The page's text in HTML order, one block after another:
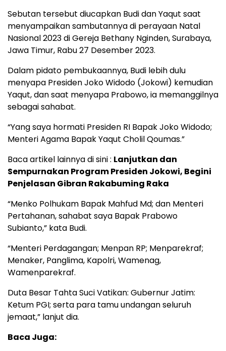
Sebutan tersebut diucapkan Budi dan Yaqut saat
menyampaikan sambutannya di perayaan Natal
Nasional 2023 di Gereja Bethany Nginden, Surabaya,
Jawa Timur, Rabu 27 Desember 2023.
Dalam pidato pembukaannya, Budi lebih dulu
menyapa Presiden Joko Widodo (Jokowi) kemudian
Yaqut, dan saat menyapa Prabowo, ia memanggilnya
sebagai sahabat.
“Yang saya hormati Presiden RI Bapak Joko Widodo;
Menteri Agama Bapak Yaqut Cholil Qoumas.”
Baca artikel lainnya di sini : Lanjutkan dan
Sempurnakan Program Presiden Jokowi, Begini
Penjelasan Gibran Rakabuming Raka
“Menko Polhukam Bapak Mahfud Md; dan Menteri
Pertahanan, sahabat saya Bapak Prabowo
Subianto,” kata Budi.
“Menteri Perdagangan; Menpan RP; Menparekraf;
Menaker, Panglima, Kapolri, Wamenag,
Wamenparekraf.
Duta Besar Tahta Suci Vatikan: Gubernur Jatim:
Ketum PGI; serta para tamu undangan seluruh
jemaat,” lanjut dia.
Baca Juga: